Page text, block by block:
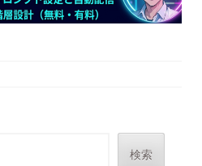
検索